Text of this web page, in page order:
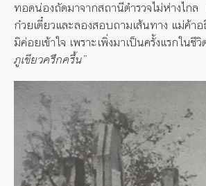
ทอดน่องถัดมาจากสถานีตำรวจไม่ห่างไก
ก๋วยเตี๋ยวและลองสอบถามเส้นทาง แม่ค้าอ
มิค่อยเข้าใจ เพราะเพิ่งมาเป็นครั้งแรกในชี
ภูเขียวครึกครื้น”